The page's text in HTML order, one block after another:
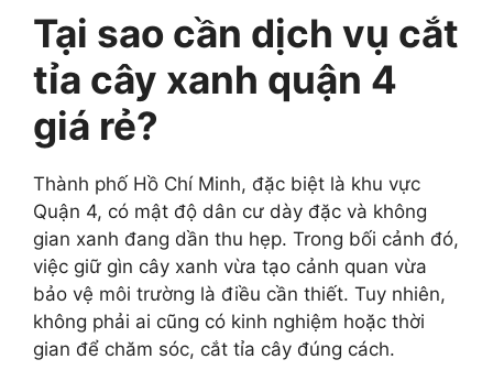
Tại sao cần dịch vụ cắt
tỉa cây xanh quận 4
giá rẻ?
Thành phố Hồ Chí Minh, đặc biệt là khu vực
Quận 4, có mật độ dân cư dày đặc và không
gian xanh đang dần thu hẹp. Trong bối cảnh đó,
việc giữ gìn cây xanh vừa tạo cảnh quan vừa
bảo vệ môi trường là điều cần thiết. Tuy nhiên,
không phải ai cũng có kinh nghiệm hoặc thời
gian để chăm sóc, cắt tỉa cây đúng cách.